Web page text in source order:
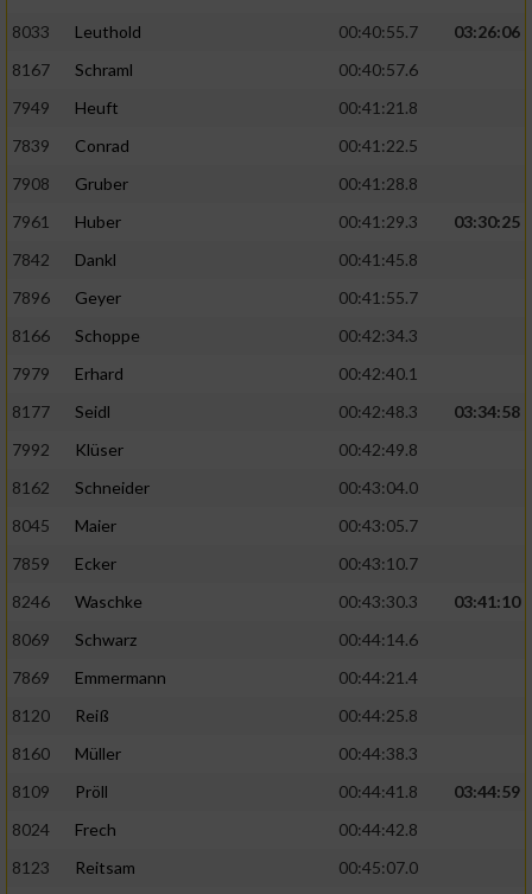
8033
Leuthold 00:40:55.7
03:26:06
8167
Schraml
00:40:57.6
7949
Heuft
00:41:21.8
7839
Conrad
00:41:22.5
7908
Gruber
00:41:28.8
7961
Huber 00:41:29.3
03:30:25
7842
Dankl
00:41:45.8
7896
Geyer
00:41:55.7
8166
Schoppe
00:42:34.3
7979
Erhard
00:42:40.1
8177
Seidl 00:42:48.3
03:34:58
7992
Klüser
00:42:49.8
8162
Schneider
00:43:04.0
8045
Maier
00:43:05.7
7859
Ecker
00:43:10.7
8246
Waschke 00:43:30.3
03:41:10
8069
Schwarz
00:44:14.6
7869
Emmermann
00:44:21.4
8120
Reiß
00:44:25.8
8160
Müller
00:44:38.3
8109
Pröll 00:44:41.8
03:44:59
8024
Frech
00:44:42.8
8123
Reitsam
00:45:07.0